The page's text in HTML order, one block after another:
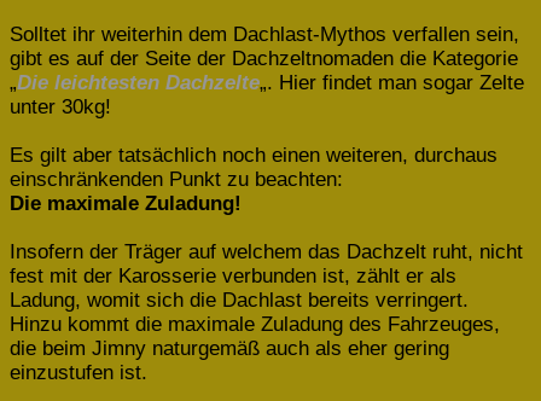
Solltet ihr weiterhin dem Dachlast-Mythos verfallen sein,
gibt es auf der Seite der Dachzeltnomaden die Kategorie
„Die leichtesten Dachzelte„. Hier findet man sogar Zelte
unter 30kg!
Es gilt aber tatsächlich noch einen weiteren, durchaus
einschränkenden Punkt zu beachten:
Die maximale Zuladung!
Insofern der Träger auf welchem das Dachzelt ruht, nicht
fest mit der Karosserie verbunden ist, zählt er als
Ladung, womit sich die Dachlast bereits verringert.
Hinzu kommt die maximale Zuladung des Fahrzeuges,
die beim Jimny naturgemäß auch als eher gering
einzustufen ist.